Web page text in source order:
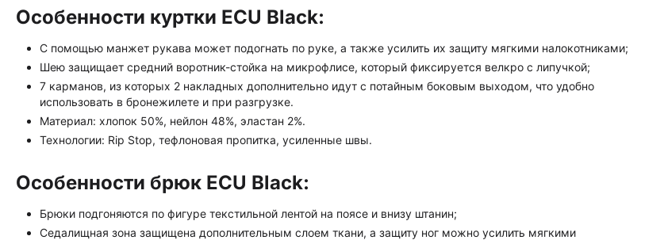
Особенности куртки ECU Black:
С помощью манжет рукава может подогнать по руке, а также усилить их защиту мягкими налокотниками;
Шею защищает средний воротник-стойка на микрофлисе, который фиксируется велкро с липучкой;
7 карманов, из которых 2 накладных дополнительно идут с потайным боковым выходом, что удобно
использовать в бронежилете и при разгрузке.
Материал: хлопок 50%, нейлон 48%, эластан 2%.
Технологии: Rip Stop, тефлоновая пропитка, усиленные швы.
Особенности брюк ECU Black:
Брюки подгоняются по фигуре текстильной лентой на поясе и внизу штанин;
Седалищная зона защищена дополнительным слоем ткани, а защиту ног можно усилить мягкими